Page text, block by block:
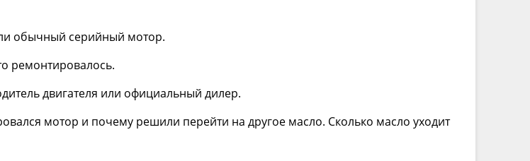
обычный серийный мотор.
ремонтировалось.
двигателя или официальный дилер.
мотор и почему решили перейти на другое масло. Сколько масло уходит